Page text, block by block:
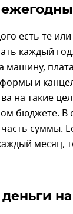
есть те
каждый
машину,
формы и
на такие
бюджете. В
суммы.
месяц,